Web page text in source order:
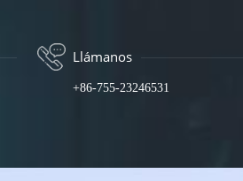
Llámanos
+86-755-23246531